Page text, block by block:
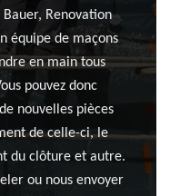
Renovation
équipe de maçons
en main tous
pouvez donc
nouvelles pièces
de celle-ci, le
du clôture et autre.
ou nous envoyer